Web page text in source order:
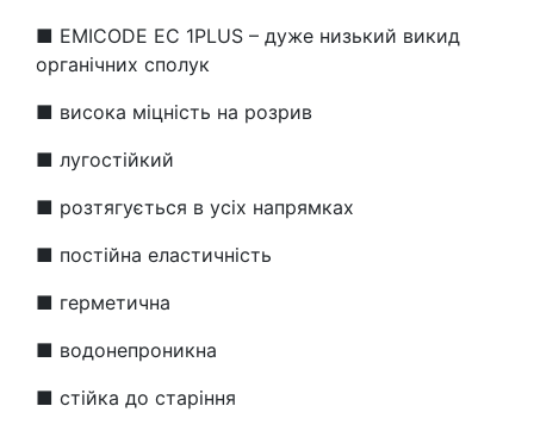
■ EMICODE EC 1PLUS – дуже низький викид
органічних сполук
■ висока міцність на розрив
■ лугостійкий
■ розтягується в усіх напрямках
■ постійна еластичність
■ герметична
■ водонепроникна
■ стійка до старіння